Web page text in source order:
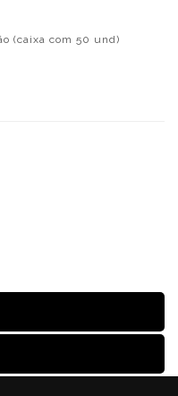
(caixa com 50 und)